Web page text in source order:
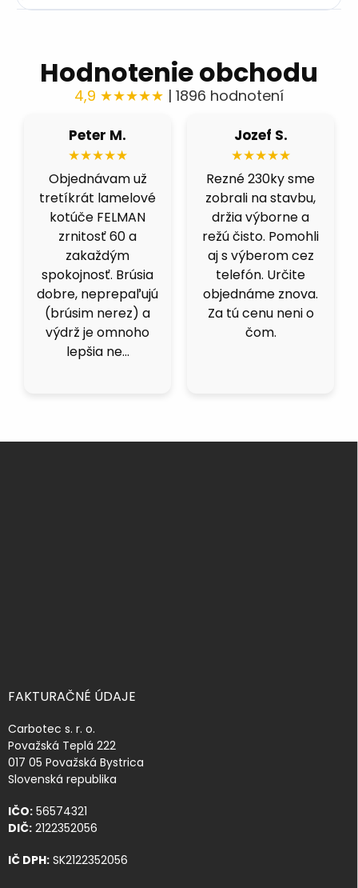
Hodnotenie obchodu
4,9 ★★★★★ | 1896 hodnotení
Róbert H.
★★★★★
Fíbre 80 nás
celkom prekvapili.
Brúsime čiernu
ocel a berú fest
dobre, nepália a
nenechávajú
stopu. Čoskoro
objednáme dalšie.
Fero B.
★★★★★
Výborná cena a
kvalita. Skúšal som
viacero obchodov,
ale kotucovo má
fakt dobrý pomer.
125ky premium
inox idú ako do
masla.
Z
FAKTURAČNÉ ÚDAJE
Carbotec s. r. o.
Považská Teplá 222
017 05 Považská Bystrica
Slovenská republika
IČO: 56574321
DIČ: 2122352056
IČ DPH: SK2122352056